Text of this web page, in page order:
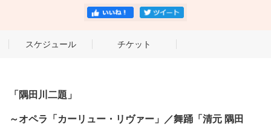
スケジュール チケット
「隅田川二題」
～オペラ「カーリュー・リヴァー」／舞踊「清元 隅田